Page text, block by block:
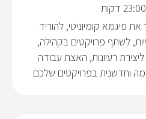
פיגמא קומיוניטי, להוריד
לשתף פרויקטים בקהילה,
ולנצל כלי AI ב- Figma ליצירת רעיונות, האצת עבודה
וחדשנית בפרויקטים שלכם
23:00 דקות